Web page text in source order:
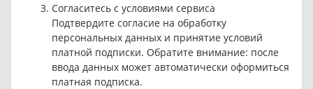
Согласитесь с условиями сервиса
Подтвердите согласие на обработку
персональных данных и принятие условий
платной подписки. Обратите внимание: после
ввода данных может автоматически оформиться
платная подписка.